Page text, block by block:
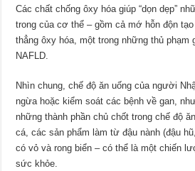
Các chất chống ôxy hóa giúp “dọn dẹp”
trong của cơ thể – gồm cả mớ hỗn độn
thẳng ôxy hóa, một trong những thủ
NAFLD.
Nhìn chung, chế độ ăn uống của người
ngừa hoặc kiểm soát các bệnh về gan,
những thành phần chủ chốt trong chế độ
cá, các sản phẩm làm từ đậu nành (đậu
có vỏ và rong biển – có thể là một chiến
sức khỏe.